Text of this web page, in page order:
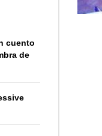
cuento
de